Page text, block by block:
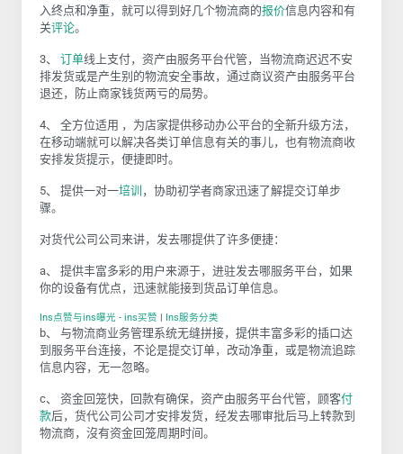
入终点和净重，就可以得到好几个物流商的报价信息内容和有
关评论。
3、 订单线上支付，资产由服务平台代管，当物流商迟迟不安
排发货或是产生别的物流安全事故，通过商议资产由服务平台
退还，防止商家钱货两亏的局势。
4、 全方位适用 ，为店家提供移动办公平台的全新升级方法，
在移动端就可以解决各类订单信息有关的事儿，也有物流商收
安排发货提示，便捷即时。
5、 提供一对一培训 ，协助初学者商家迅速了解提交订单步
骤。
对货代公司公司来讲，发去哪提供了许多便捷：
a、 提供丰富多彩的用户来源于，进驻发去哪服务平台，如果
你的设备有优点，迅速就能接到货品订单信息。
Ins点赞与ins曝光 - ins买赞 | Ins服务分类
b、 与物流商业务管理系统无缝拼接，提供丰富多彩的插口达
到服务平台连接，不论是提交订单，改动净重，或是物流追踪
信息内容，无一忽略。
c、 资金回笼快，回款有确保，资产由服务平台代管，顾客付
款后，货代公司公司才安排发货，经发去哪审批后马上转款到
物流商，沒有资金回笼周期时间。